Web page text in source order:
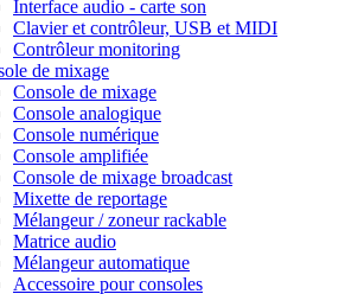
Interface audio - carte son
Clavier et contrôleur, USB et MIDI
Contrôleur monitoring
de mixage
Console de mixage
Console analogique
Console numérique
Console amplifiée
Console de mixage broadcast
Mixette de reportage
Mélangeur / zoneur rackable
Matrice audio
Mélangeur automatique
Accessoire pour consoles